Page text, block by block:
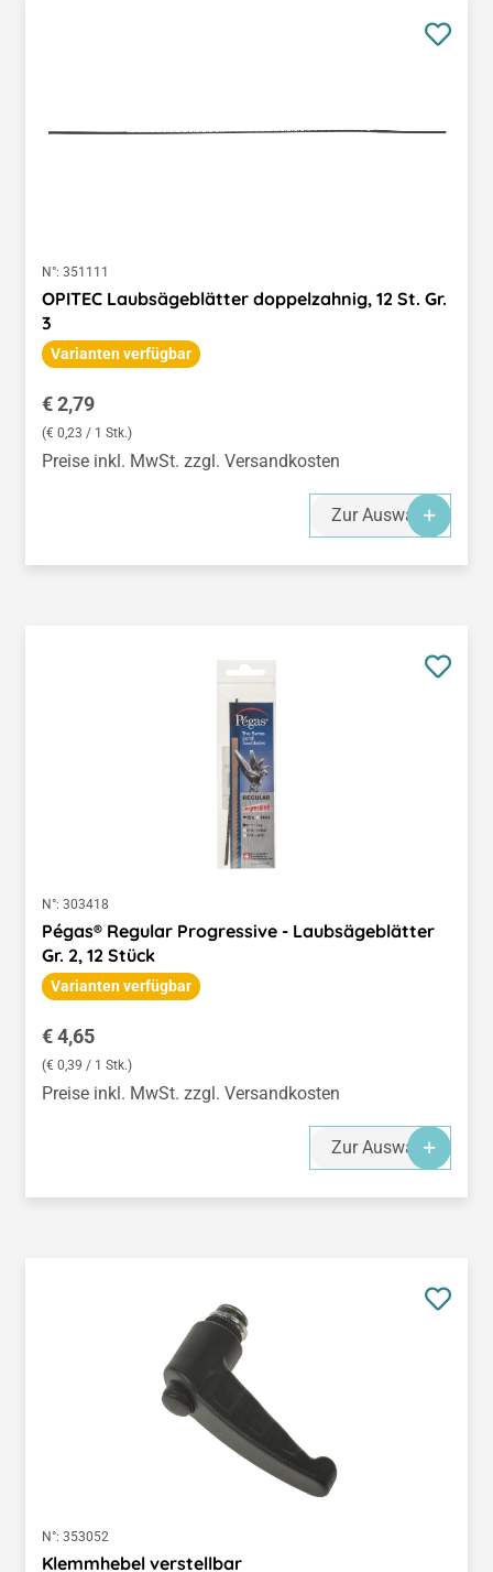
N°: 351111
OPITEC Laubsägeblätter doppelzahnig, 12 St. Gr.
3
Varianten verfügbar
Regulärer Preis:
€ 2,79
(€ 0,23 / 1 Stk.)
Preise inkl. MwSt. zzgl. Versandkosten
Zur Auswahl
N°: 303418
Pégas® Regular Progressive - Laubsägeblätter
Gr. 2, 12 Stück
Varianten verfügbar
Regulärer Preis:
€ 4,65
(€ 0,39 / 1 Stk.)
Preise inkl. MwSt. zzgl. Versandkosten
Zur Auswahl
N°: 353052
Klemmhebel verstellbar